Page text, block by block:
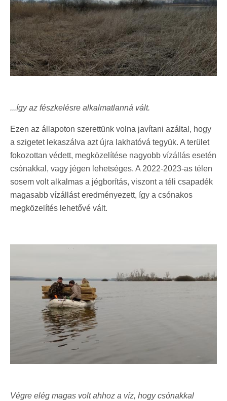
...így az fészkelésre alkalmatlanná vált.
Ezen az állapoton szerettünk volna javítani azáltal, hogy
a szigetet lekaszálva azt újra lakhatóvá tegyük. A terület
fokozottan védett, megközelítése nagyobb vízállás esetén
csónakkal, vagy jégen lehetséges. A 2022-2023-as télen
sosem volt alkalmas a jégborítás, viszont a téli csapadék
magasabb vízállást eredményezett, így a csónakos
megközelítés lehetővé vált.
Végre elég magas volt ahhoz a víz, hogy csónakkal